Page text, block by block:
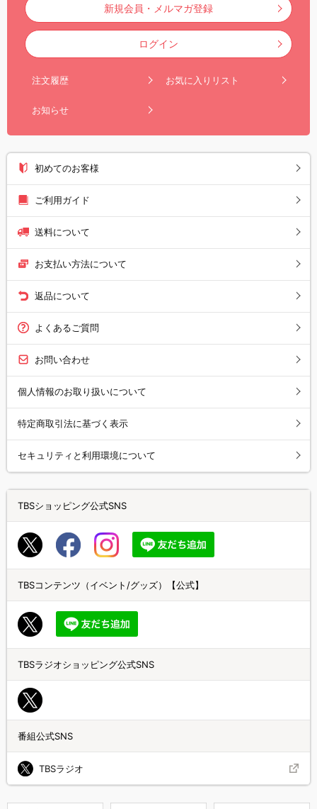
新規会員・メルマガ登録
ログイン
注文履歴 お気に入りリスト
お知らせ
初めてのお客様
ご利用ガイド
送料について
お支払い方法について
返品について
よくあるご質問
お問い合わせ
個人情報のお取り扱いについて
特定商取引法に基づく表示
セキュリティと利用環境について
TBSショッピング公式SNS
TBSコンテンツ（イベント/グッズ）【公式】
TBSラジオショッピング公式SNS
番組公式SNS
TBSラジオ